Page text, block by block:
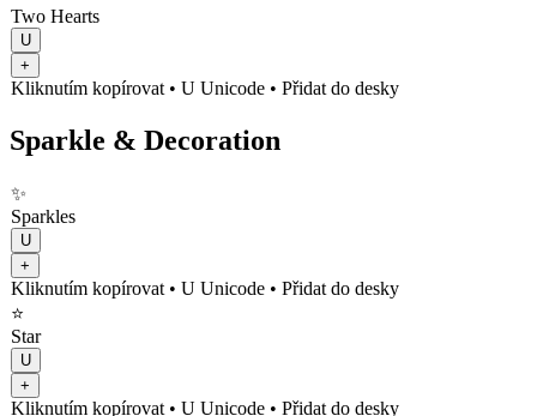
Two Hearts
U
+
Kliknutím kopírovat • U Unicode • Přidat do desky
Sparkle & Decoration
✨
Sparkles
U
+
Kliknutím kopírovat • U Unicode • Přidat do desky
⭐
Star
U
+
Kliknutím kopírovat • U Unicode • Přidat do desky